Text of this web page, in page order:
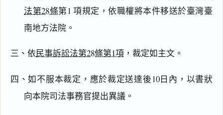
法第28條第1 項規定，依職權將本件移送於臺灣臺
南地方法院。
三、依民事訴訟法第28條第1項 ，裁定如主文。
四、如不服本裁定，應於裁定送達後10日內，以書狀
向本院司法事務官提出異議。